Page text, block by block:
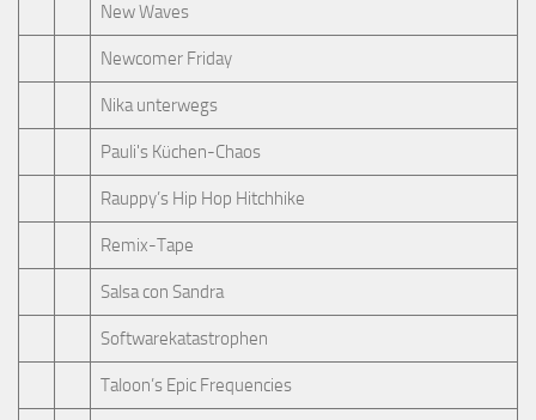
New Waves
Newcomer Friday
Nika unterwegs
Pauli's Küchen-Chaos
Rauppy’s Hip Hop Hitchhike
Remix-Tape
Salsa con Sandra
Softwarekatastrophen
Taloon’s Epic Frequencies